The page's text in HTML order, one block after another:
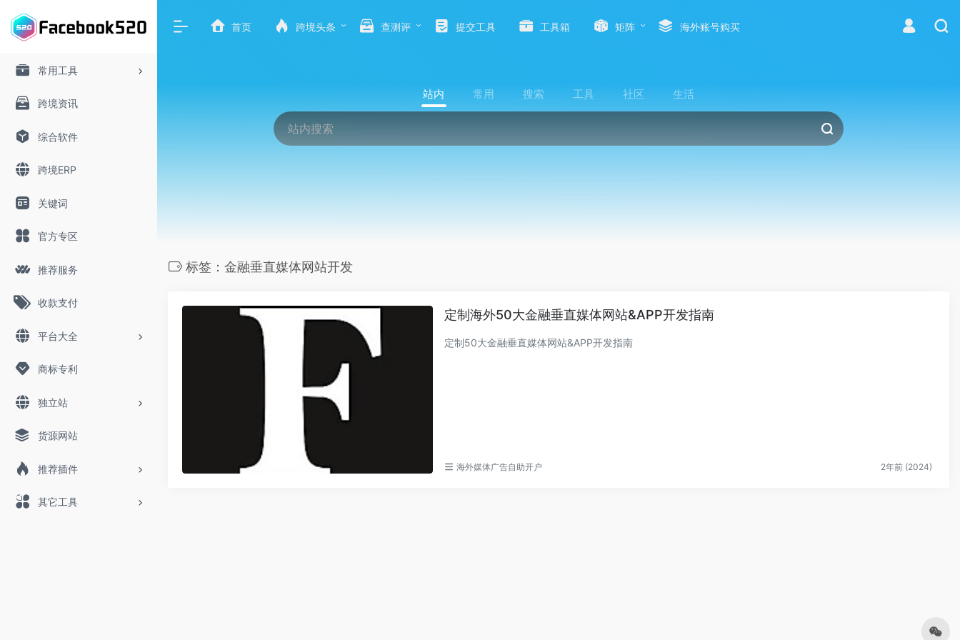
常用工具
跨境资讯
综合软件
跨境ERP
关键词
官方专区
推荐服务
收款支付
平台大全
商标专利
独立站
货源网站
推荐插件
其它工具
首页 跨境头条 查测评 提交工具 工具箱 矩阵 海外账号购买
站内 常用 搜索 工具 社区 生活
标签：金融垂直媒体网站开发
定制海外50大金融垂直媒体网站&APP开发指南
定制50大金融垂直媒体网站&APP开发指南
海外媒体广告自助开户 2年前 (2024)